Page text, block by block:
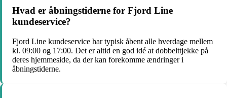
Hvad er åbningstiderne for Fjord Line
kundeservice?
Fjord Line kundeservice har typisk åbent alle hverdage mellem
kl. 09:00 og 17:00. Det er altid en god idé at dobbelttjekke på
deres hjemmeside, da der kan forekomme ændringer i
åbningstiderne.